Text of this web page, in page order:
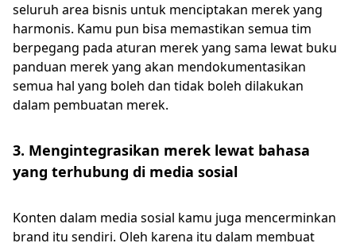
seluruh area bisnis untuk menciptakan merek yang
harmonis. Kamu pun bisa memastikan semua tim
berpegang pada aturan merek yang sama lewat buku
panduan merek yang akan mendokumentasikan
semua hal yang boleh dan tidak boleh dilakukan
dalam pembuatan merek.
3. Mengintegrasikan merek lewat bahasa
yang terhubung di media sosial
Konten dalam media sosial kamu juga mencerminkan
brand itu sendiri. Oleh karena itu dalam membuat